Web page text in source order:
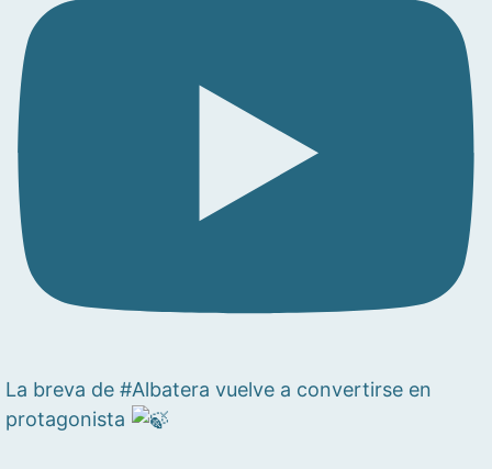
La breva de #Albatera vuelve a convertirse en
protagonista